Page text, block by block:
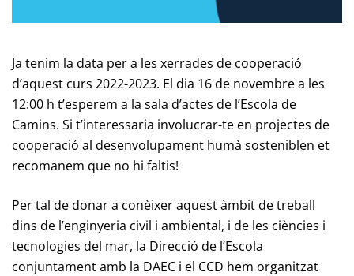
Ja tenim la data per a les xerrades de cooperació
d’aquest curs 2022-2023. El dia 16 de novembre a les
12:00 h t’esperem a la sala d’actes de l’Escola de
Camins. Si t’interessaria involucrar-te en projectes de
cooperació al desenvolupament humà sosteniblen et
recomanem que no hi faltis!
Per tal de donar a conèixer aquest àmbit de treball
dins de l’enginyeria civil i ambiental, i de les ciències i
tecnologies del mar, la Direcció de l’Escola
conjuntament amb la DAEC i el CCD hem organitzat